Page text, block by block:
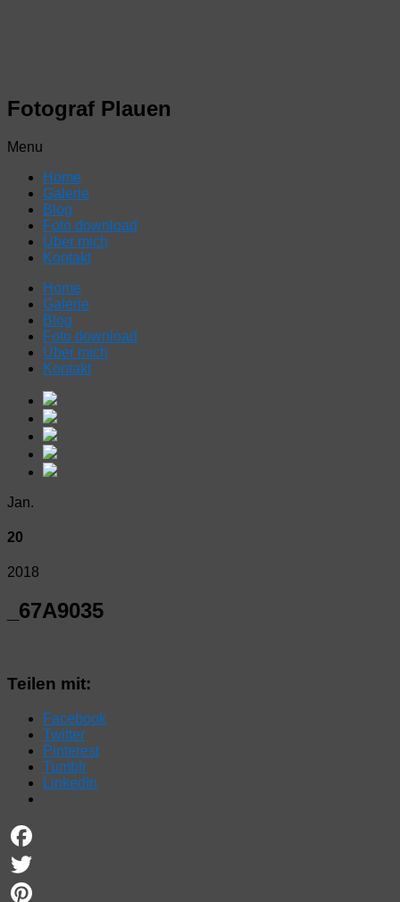
Fotograf Plauen
Menu
Home
Galerie
Blog
Foto download
Über mich
Kontakt
Home
Galerie
Blog
Foto download
Über mich
Kontakt
Jan.
20
2018
_67A9035
Teilen mit:
Facebook
Twitter
Pinterest
Tumblr
LinkedIn
Facebook
Twitter